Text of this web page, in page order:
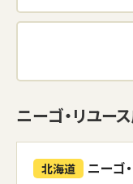
ニーゴ・リユー
北海道 ニーゴ